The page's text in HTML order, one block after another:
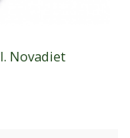
Novadiet